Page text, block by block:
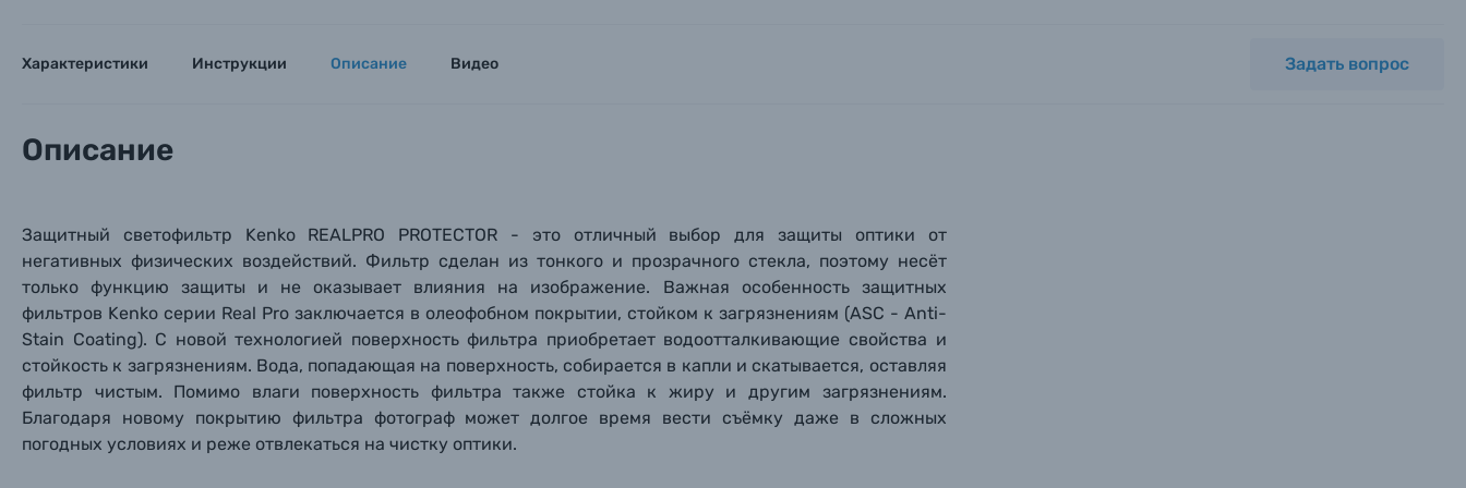
Каталог товаров
Цифровые фотоаппараты
Характеристики Инструкции Описание Видео Задать вопрос
Описание
Защитный светофильтр Kenko REALPRO PROTECTOR - это отличный выбор для защиты оптики от
негативных физических воздействий. Фильтр сделан из тонкого и прозрачного стекла, поэтому несёт
только функцию защиты и не оказывает влияния на изображение. Важная особенность защитных
фильтров Kenko серии Real Proзаключается в олеофобном покрытии, стойком к загрязнениям (ASC - Anti-
Stain Coating). С новой технологией поверхность фильтра приобретает водоотталкивающие свойства и
стойкость к загрязнениям. Вода, попадающая на поверхность, собирается в капли и скатывается, оставляя
фильтр чистым. Помимо влаги поверхность фильтра также стойка к жиру и другим загрязнениям.
Благодаря новому покрытию фильтра фотограф может долгое время вести съёмку даже в сложных
погодных условиях и реже отвлекаться на чистку оптики.